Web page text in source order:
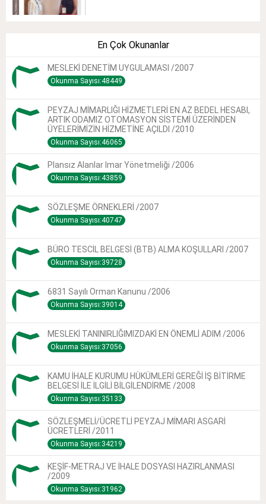
En Çok Okunanlar
MESLEKİ DENETİM UYGULAMASI /2007
Okunma Sayısı:48449
PEYZAJ MİMARLIĞI HİZMETLERİ EN AZ BEDEL HESABI,
ARTIK ODAMIZ OTOMASYON SİSTEMİ ÜZERİNDEN
ÜYELERİMİZİN HİZMETİNE AÇILDI /2010
Okunma Sayısı:46065
Plansız Alanlar Imar Yönetmeliği /2006
Okunma Sayısı:43859
SÖZLEŞME ÖRNEKLERİ /2007
Okunma Sayısı:40747
BÜRO TESCİL BELGESİ (BTB) ALMA KOŞULLARI /2007
Okunma Sayısı:39728
6831 Sayılı Orman Kanunu /2006
Okunma Sayısı:39014
MESLEKİ TANINIRLIĞIMIZDAKİ EN ÖNEMLİ ADIM /2006
Okunma Sayısı:37056
KAMU İHALE KURUMU HÜKÜMLERİ GEREĞİ İŞ BİTİRME
BELGESİ İLE İLGİLİ BİLGİLENDİRME /2008
Okunma Sayısı:35133
SÖZLEŞMELİ/ÜCRETLİ PEYZAJ MİMARI ASGARİ
ÜCRETLERİ /2011
Okunma Sayısı:34219
KEŞİF-METRAJ VE İHALE DOSYASI HAZIRLANMASI
/2009
Okunma Sayısı:31962